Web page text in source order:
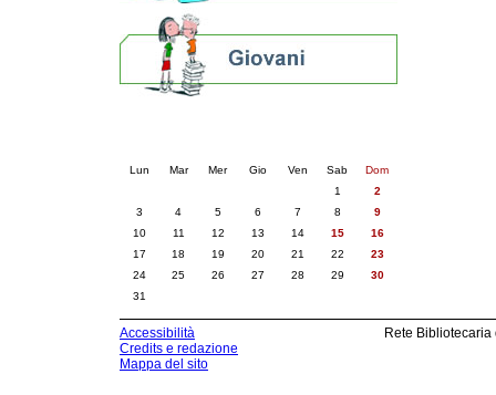
Lun Mar Mer Gio Ven Sab
Dom
1
2
3
4 5 6 7 8
9
10
11 12 13 14 15
16
17
18 19 20 21 22
23
24
25 26 27 28 29
30
31
Accessibilità
Credits e redazione
Mappa del sito
Rete